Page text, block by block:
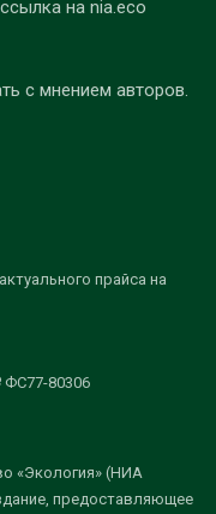
на nia.eco
с мнением авторов.
прайса на
80306
«Экология» (НИА
предоставляющее